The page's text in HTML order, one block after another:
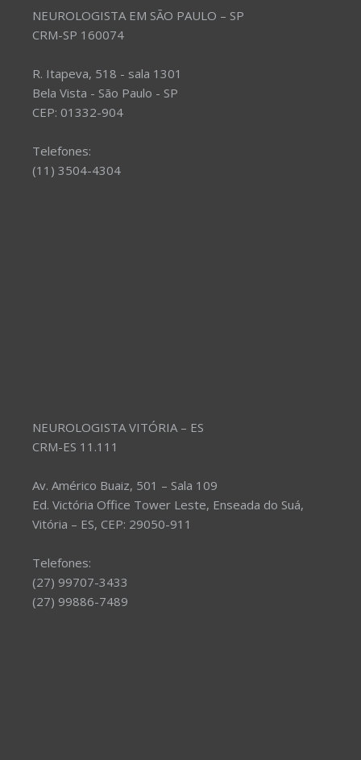
NEUROLOGISTA EM SÃO PAULO – SP
CRM-SP 160074
R. Itapeva, 518 - sala 1301
Bela Vista - São Paulo - SP
CEP: 01332-904
Telefones:
(11) 3504-4304
NEUROLOGISTA VITÓRIA – ES
CRM-ES 11.111
Av. Américo Buaiz, 501 – Sala 109
Ed. Victória Office Tower Leste, Enseada do Suá,
Vitória – ES, CEP: 29050-911
Telefones:
(27) 99707-3433
(27) 99886-7489